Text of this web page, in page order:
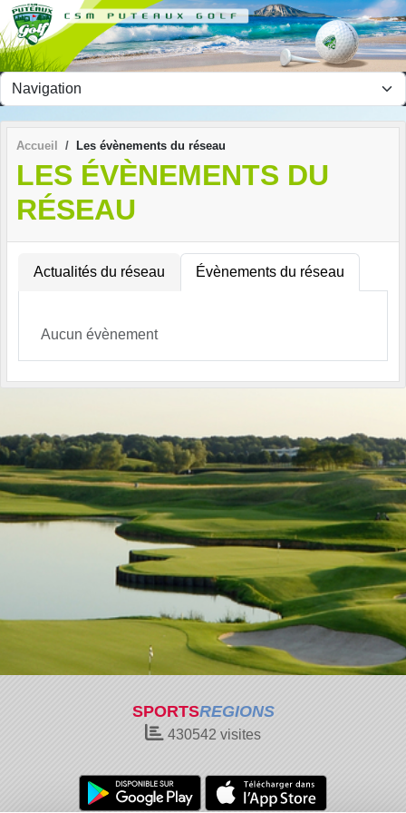
Accueil Les évènements du réseau
LES ÉVÈNEMENTS DU
RÉSEAU
Actualités du réseau Évènements du réseau
Aucun évènement
SPORTSREGIONS
430542 visites
Panneau de gestion des cookies